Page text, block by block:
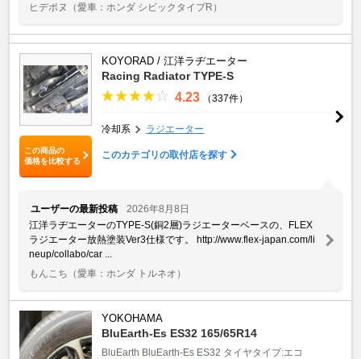
ヒデポヌ
（愛車：ホンダ シビックタイプR）
この商品の
価格を比較する
KOYORAD / 江洋ラヂエーター
Racing Radiator TYPE-S
4.23 （337件）
冷却系 ラジエーター
このカテゴリの取付店を探す
ユーザーの最新投稿
2026年8月8日
江洋ラヂエーターのTYPE-S(銅2層)ラジエーターベースの、FLEX
ラジエーター放熱塗装Ver3仕様です。 http://www.flex-japan.com/li
neup/collabo/car ...
もんこち （愛車：ホンダ トルネオ）
YOKOHAMA
BluEarth-Es ES32 165/65R14
BluEarth BluEarth-Es ES32 タイヤタイプ:エコ